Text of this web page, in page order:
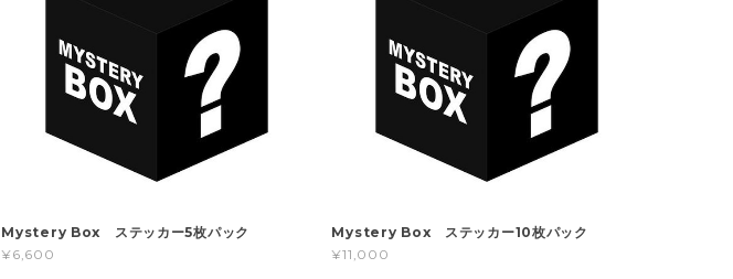
Mystery Box ステッカー5枚パック
¥6,600
Mystery Box ステッカー10枚パック
¥11,000